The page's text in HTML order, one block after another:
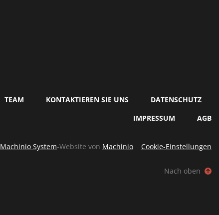
TEAM KONTAKTIEREN SIE UNS
DATENSCHUTZ
IMPRESSUM
AGB
Machinio System-Website von Machinio Cookie-Einstellungen
Nach oben